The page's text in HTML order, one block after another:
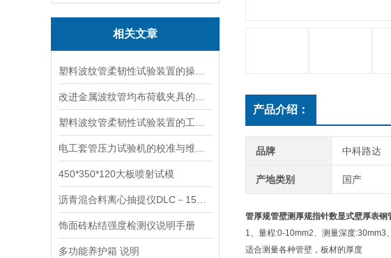
相关文章
450*350*120大板喷射试模
饰面砖粘结强度检测仪说明手册
多功能养护箱 说明
产品介绍：
品牌 中科路达
产地类别 国产
管厚规管壁测厚规指针数显式壁厚表钢
1、量程:0-10mm2、测量深度:30mm3
适合测量各种管壁，板材的厚度